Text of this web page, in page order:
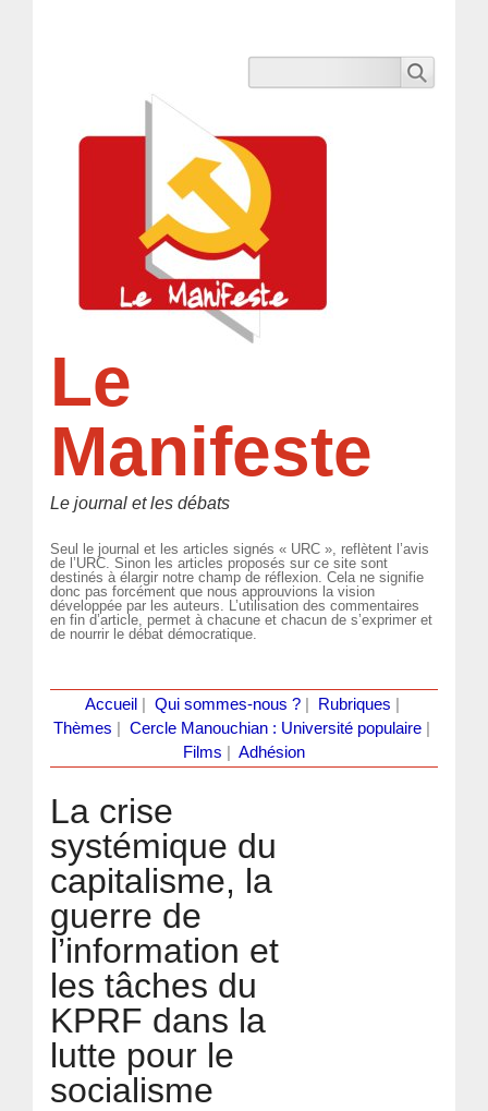
Le
Manifeste
Le journal et les débats
Seul le journal et les articles signés « URC », reflètent l’avis
de l’URC. Sinon les articles proposés sur ce site sont
destinés à élargir notre champ de réflexion. Cela ne signifie
donc pas forcément que nous approuvions la vision
développée par les auteurs. L’utilisation des commentaires
en fin d’article, permet à chacune et chacun de s’exprimer et
de nourrir le débat démocratique.
Accueil Qui sommes-nous ?| Rubriques
Thèmes
Cercle Manouchian : Université populaire
Films
Adhésion
La crise
systémique du
capitalisme, la
guerre de
l’information et
les tâches du
KPRF dans la
lutte pour le
socialisme